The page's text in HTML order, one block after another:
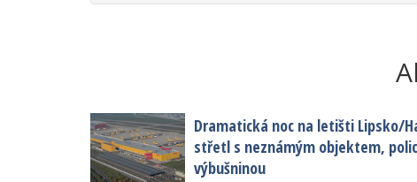
Dramatická noc na letišti Lipsko/
střetl s neznámým objektem,
výbušninou